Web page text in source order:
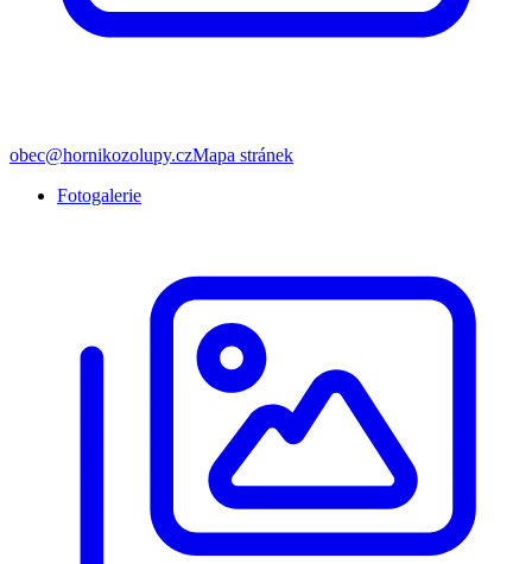
obec@hornikozolupy.czMapa stránek
Fotogalerie